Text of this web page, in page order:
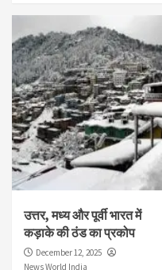
उत्तर, मध्य और पूर्वी भारत में
कड़ाके की ठंड का प्रकोप
December 12, 2025
News World India